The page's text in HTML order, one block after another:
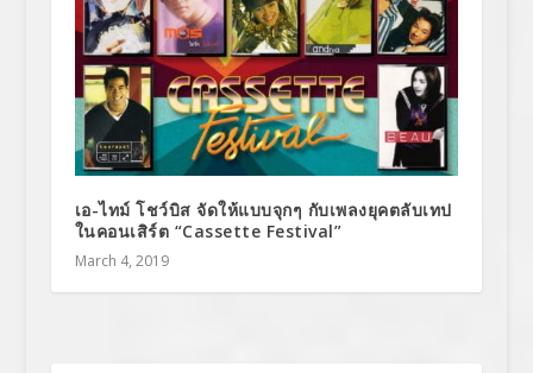
เอ-ไทม์ โชว์บิส จัดให้แบบจุกๆ กับเพลงยุคตลับเทป
ในคอนเสิร์ต “Cassette Festival”
March 4, 2019